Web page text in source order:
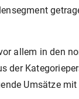
allem in den
der
Umsätze